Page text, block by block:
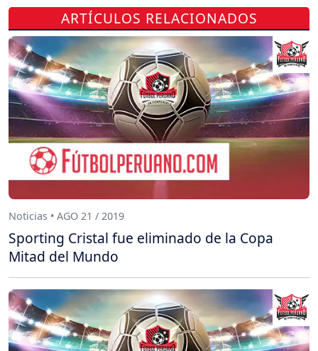
ARTÍCULOS RELACIONADOS
Noticias • AGO 21 / 2019
Sporting Cristal fue eliminado de la Copa
Mitad del Mundo